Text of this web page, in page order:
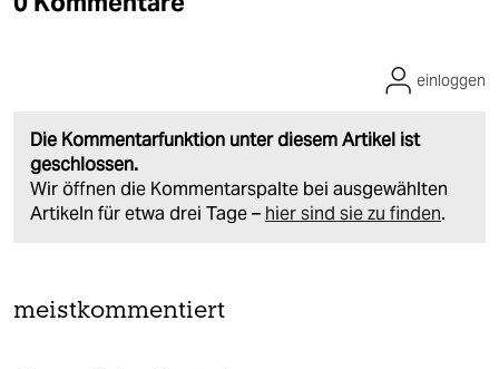
Die Kommentarfunktion unter diesem Artikel ist
geschlossen.
Wir öffnen die Kommentarspalte bei ausgewählten
Artikeln für etwa drei Tage – hier sind sie zu finden.
einloggen
meistkommentiert